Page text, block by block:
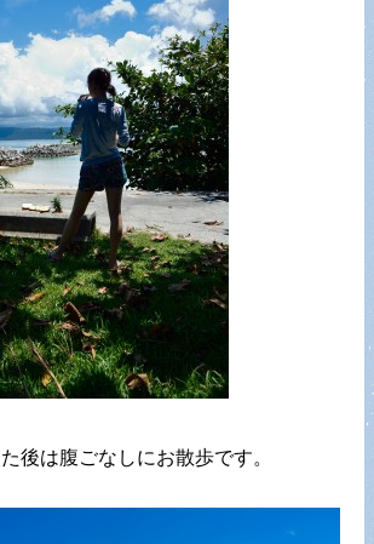
後は腹ごなしにお散歩です。